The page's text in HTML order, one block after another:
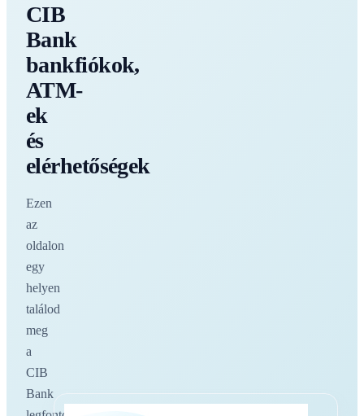
CIB
Bank
bankfiókok,
ATM-
ek
és
elérhetőségek
Ezen
az
oldalon
egy
helyen
találod
meg
a
CIB
Bank